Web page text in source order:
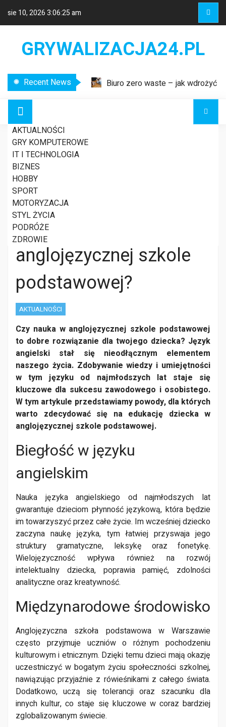
sie 10, 20263:06:25 am
GRYWALIZACJA24.PL
Recent News
Biuro zero waste – jak wdrożyć
AKTUALNOŚCI
GRY KOMPUTEROWE
IT I TECHNOLOGIA
BIZNES
HOBBY
SPORT
MOTORYZACJA
STYL ŻYCIA
PODRÓŻE
ZDROWIE
Dlaczego warto
postawić na naukę
dziecka w
anglojęzycznej szkole
podstawowej?
AKTUALNOŚCI
Czy nauka w anglojęzycznej szkole podstawowej
to dobre rozwiązanie dla twojego dziecka? Język
angielski stał się nieodłącznym elementem
naszego życia. Zdobywanie wiedzy i umiejętności
w tym języku od najmłodszych lat staje się
kluczowe dla sukcesu zawodowego i osobistego.
W tym artykule przedstawiamy powody, dla których
warto zdecydować się na edukację dziecka w
anglojęzycznej szkole podstawowej.
Biegłość w języku
angielskim
Nauka języka angielskiego od najmłodszych lat
gwarantuje dzieciom płynność językową, która będzie
im towarzyszyć przez całe życie. Im wcześniej dziecko
zaczyna naukę języka, tym łatwiej przyswaja jego
struktury gramatyczne, leksykę oraz fonetykę.
Wielojęzyczność wpływa również na rozwój
intelektualny dziecka, poprawia pamięć, zdolności
analityczne oraz kreatywność.
Międzynarodowe środowisko
Anglojęzyczna szkoła podstawowa w Warszawie
często przyjmuje uczniów o różnym pochodzeniu
kulturowym i etnicznym. Dzięki temu dzieci mają okazję
uczestniczyć w bogatym życiu społeczności szkolnej,
nawiązując przyjaźnie z rówieśnikami z całego świata.
Dodatkowo, uczą się tolerancji oraz szacunku dla
innych kultur, co staje się kluczowe w coraz bardziej
zglobalizowanym świecie.